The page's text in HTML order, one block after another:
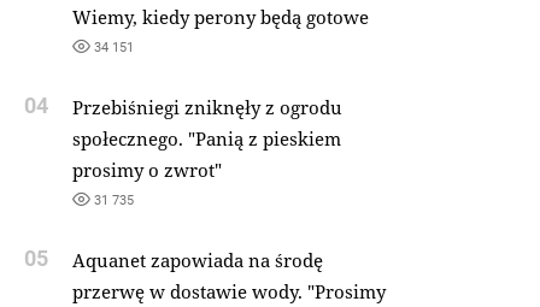
Wiemy, kiedy perony będą gotowe
34 151
04
Przebiśniegi zniknęły z ogrodu
społecznego. "Panią z pieskiem
prosimy o zwrot"
31 735
05
Aquanet zapowiada na środę
przerwę w dostawie wody. "Prosimy